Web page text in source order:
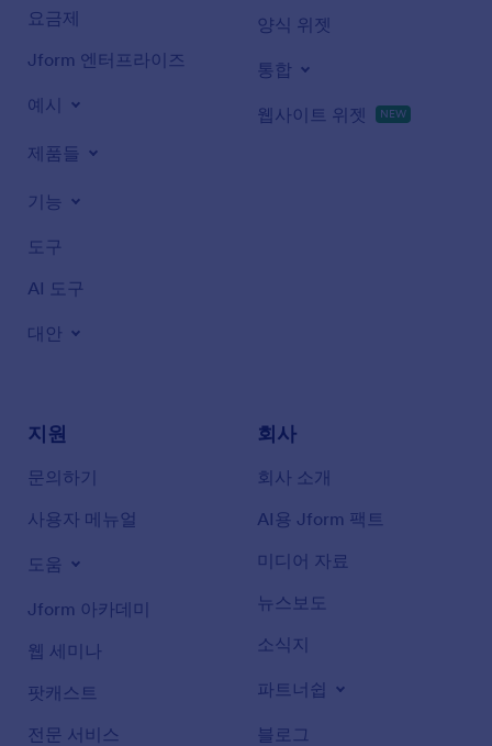
요금제
Jform 엔터프라이즈
예시
제품들
기능
도구
AI 도구
대안
양식 위젯
통합
웹사이트 위젯 NEW
지원
문의하기
사용자 메뉴얼
도움
Jform 아카데미
웹 세미나
팟캐스트
전문 서비스
회사
회사 소개
AI용 Jform 팩트
미디어 자료
뉴스보도
소식지
파트너쉽
블로그